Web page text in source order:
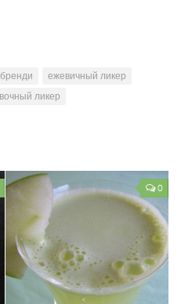
ежевичный ликер
ликер
0